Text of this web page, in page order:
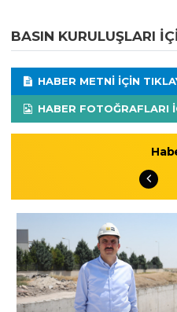
BASIN KURULUŞLARI
HABER METNI IÇIN
HABER FOTOĞRAFLARI